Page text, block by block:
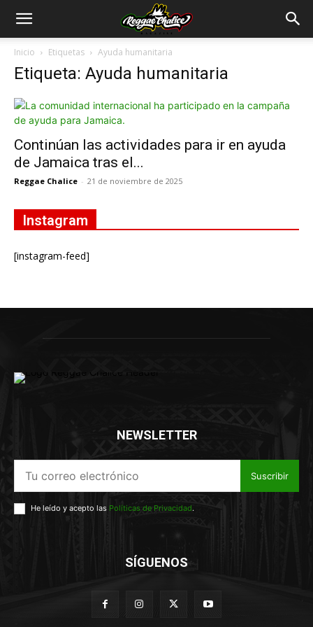
Inicio Etiquetas Ayuda humanitaria
Etiqueta: Ayuda humanitaria
Continúan las actividades para ir en ayuda
de Jamaica tras el...
Reggae Chalice - 21 de noviembre de 2025
Instagram
[instagram-feed]
NEWSLETTER
Suscribir
He leído y acepto las Políticas de Privacidad.
SÍGUENOS